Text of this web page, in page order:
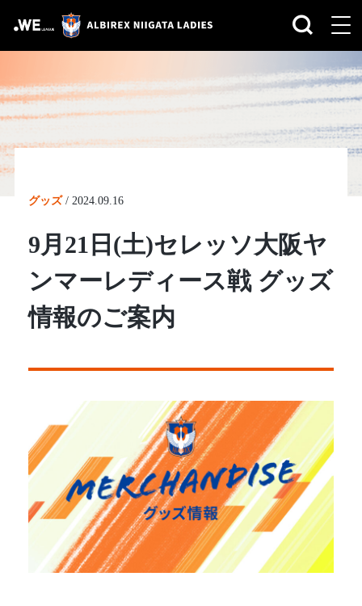
グッズ / 2024.09.16
9月21日(土)セレッソ大阪ヤ
ンマーレディース戦 グッズ
情報のご案内